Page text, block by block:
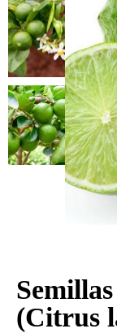
(Citrus